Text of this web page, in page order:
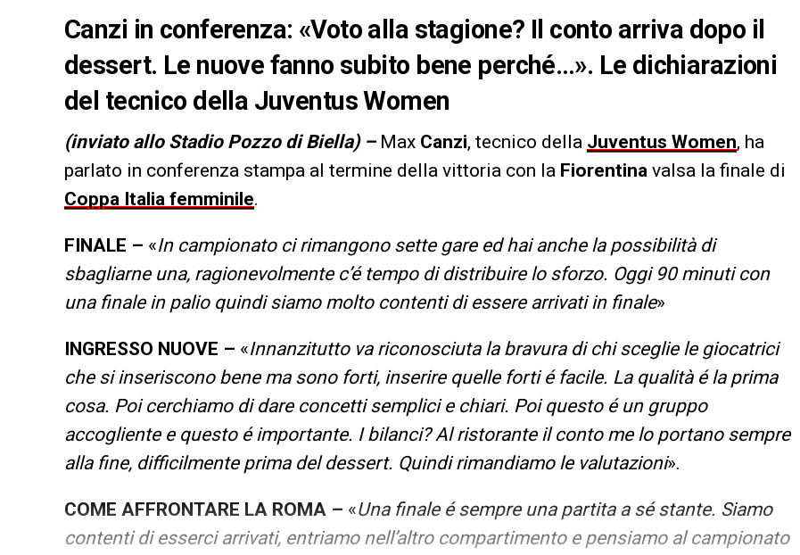
Canzi in conferenza: «Voto alla stagione? Il conto arriva dopo il
dessert. Le nuove fanno subito bene perché…». Le dichiarazioni
del tecnico della Juventus Women
(inviato allo Stadio Pozzo di Biella) – Max Canzi, tecnico della Juventus Women, ha
parlato in conferenza stampa al termine della vittoria con la Fiorentina valsa la finale di
Coppa Italia femminile.
FINALE – «In campionato ci rimangono sette gare ed hai anche la possibilità di
sbagliarne una, ragionevolmente c’é tempo di distribuire lo sforzo. Oggi 90 minuti con
una finale in palio quindi siamo molto contenti di essere arrivati in finale»
INGRESSO NUOVE – «Innanzitutto va riconosciuta la bravura di chi sceglie le giocatrici
che si inseriscono bene ma sono forti, inserire quelle forti é facile. La qualità é la prima
cosa. Poi cerchiamo di dare concetti semplici e chiari. Poi questo é un gruppo
accogliente e questo é importante. I bilanci? Al ristorante il conto me lo portano sempre
alla fine, difficilmente prima del dessert. Quindi rimandiamo le valutazioni».
COME AFFRONTARE LA ROMA – «Una finale é sempre una partita a sé stante. Siamo
contenti di esserci arrivati, entriamo nell’altro compartimento e pensiamo al campionato